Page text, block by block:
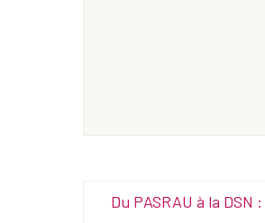
Du PASRAU à la